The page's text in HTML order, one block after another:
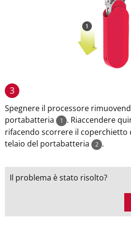
3
Spegnere il processore
portabatteria
1 . Riaccendere
rifacendo scorrere il
telaio del portabatteria
2 .
Il problema è stato risolto?